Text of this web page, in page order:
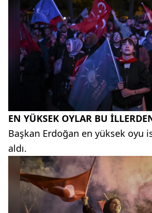
EN YÜKSEK OYLAR BU
Başkan Erdoğan en yüksek oyu
aldı.